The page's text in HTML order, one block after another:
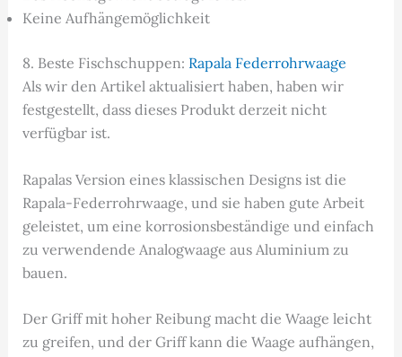
Keine Aufhängemöglichkeit
8. Beste Fischschuppen: Rapala Federrohrwaage
Als wir den Artikel aktualisiert haben, haben wir
festgestellt, dass dieses Produkt derzeit nicht
verfügbar ist.
Rapalas Version eines klassischen Designs ist die
Rapala-Federrohrwaage, und sie haben gute Arbeit
geleistet, um eine korrosionsbeständige und einfach
zu verwendende Analogwaage aus Aluminium zu
bauen.
Der Griff mit hoher Reibung macht die Waage leicht
zu greifen, und der Griff kann die Waage aufhängen,